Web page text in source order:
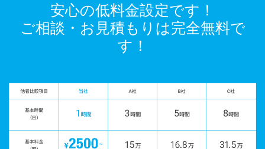
安心の低料金設定です！
ご相談・お見積もりは完全無料で
す！